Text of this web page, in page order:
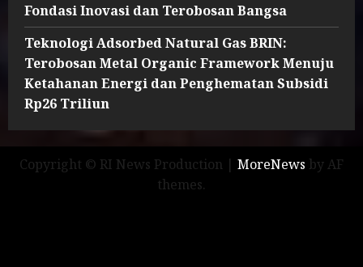
Fondasi Inovasi dan Terobosan Bangsa
Teknologi Adsorbed Natural Gas BRIN:
Terobosan Metal Organic Framework Menuju
Ketahanan Energi dan Penghematan Subsidi
Rp26 Triliun
Copyright © RI News Production | MoreNews by AF
themes.